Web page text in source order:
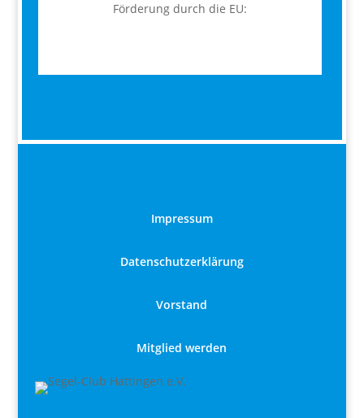
Förderung durch die EU:
Impressum
Datenschutzerklärung
Vorstand
Mitglied werden